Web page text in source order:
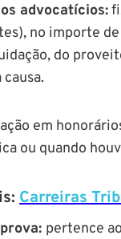
advocatícios:
no importe
do
em
ou quando
Carreiras
pertence